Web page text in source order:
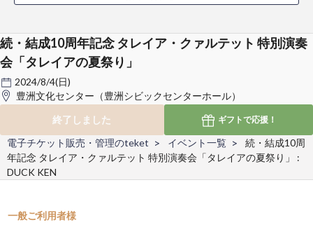
続・結成10周年記念 タレイア・クァルテット 特別演奏
会「タレイアの夏祭り」
2024/8/4(日)
豊洲文化センター（豊洲シビックセンターホール）
終了しました
ギフトで応援！
電子チケット販売・管理のteket イベント一覧
続・結成10周
年記念 タレイア・クァルテット 特別演奏会「タレイアの夏祭り」 :
DUCK KEN
一般ご利用者様